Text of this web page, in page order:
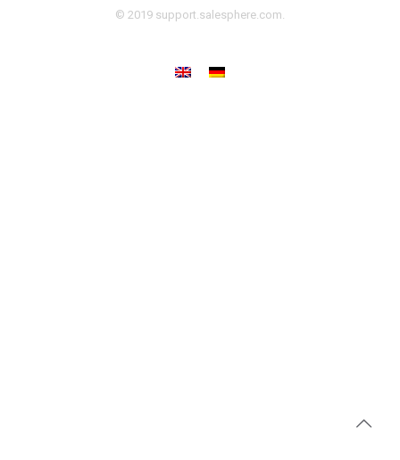
© 2019 support.salesphere.com.